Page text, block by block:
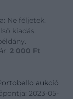
Ne féljetek.
kiadás.
2 000 Ft
aukció
2023-05-